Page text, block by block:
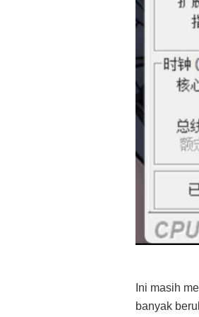
Ini masih
banyak